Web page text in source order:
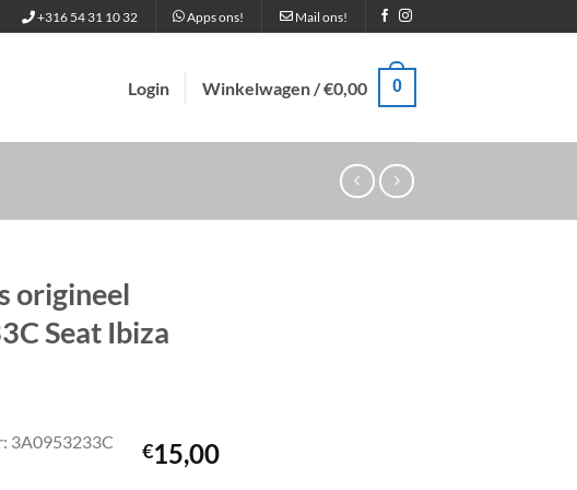
+316 54 31 10 32 Apps ons! Mail ons!
Login Winkelwagen /€0,00 0
origineel
Seat Ibiza
€15,00
3A0953233C